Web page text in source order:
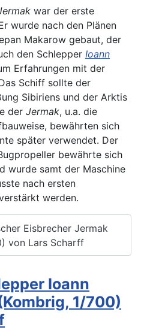
war der erste
wurde nach den Plänen
Makarow gebaut, der
den Schlepper Ioann
Erfahrungen mit der
Schiff sollte der
Sibiriens und der Arktis
der Jermak, u.a. die
bewährten sich
später verwendet. Der
bewährte sich
wurde samt der Maschine
nach ersten
werden.
Eisbrecher Jermak
von Lars Scharff
Ioann
1/700)